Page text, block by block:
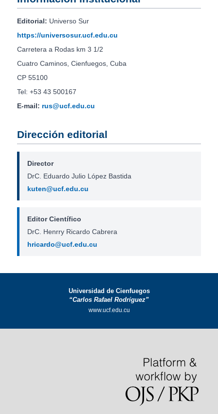
Editorial: Universo Sur
https://universosur.ucf.edu.cu
Carretera a Rodas km 3 1/2
Cuatro Caminos, Cienfuegos, Cuba
CP 55100
Tel: +53 43 500167
E-mail: rus@ucf.edu.cu
Dirección editorial
Director
DrC. Eduardo Julio López Bastida
kuten@ucf.edu.cu
Editor Científico
DrC. Henrry Ricardo Cabrera
hricardo@ucf.edu.cu
Universidad de Cienfuegos
“Carlos Rafael Rodríguez”
www.ucf.edu.cu